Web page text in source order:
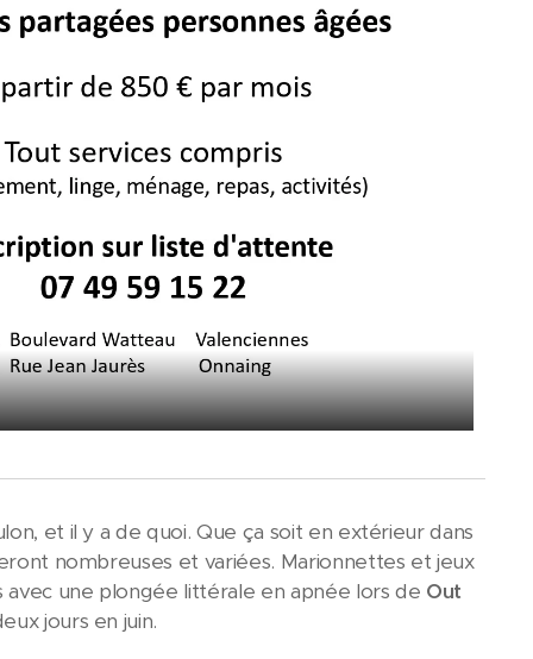
et il y a de quoi. Que ça soit en extérieur dans
nombreuses et variées. Marionnettes et jeux
une plongée littérale en apnée lors de Out
jours en juin.